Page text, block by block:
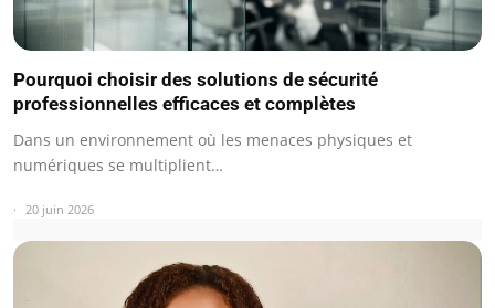
Pourquoi choisir des solutions de sécurité
professionnelles efficaces et complètes
Dans un environnement où les menaces physiques et
numériques se multiplient…
20 juin 2026